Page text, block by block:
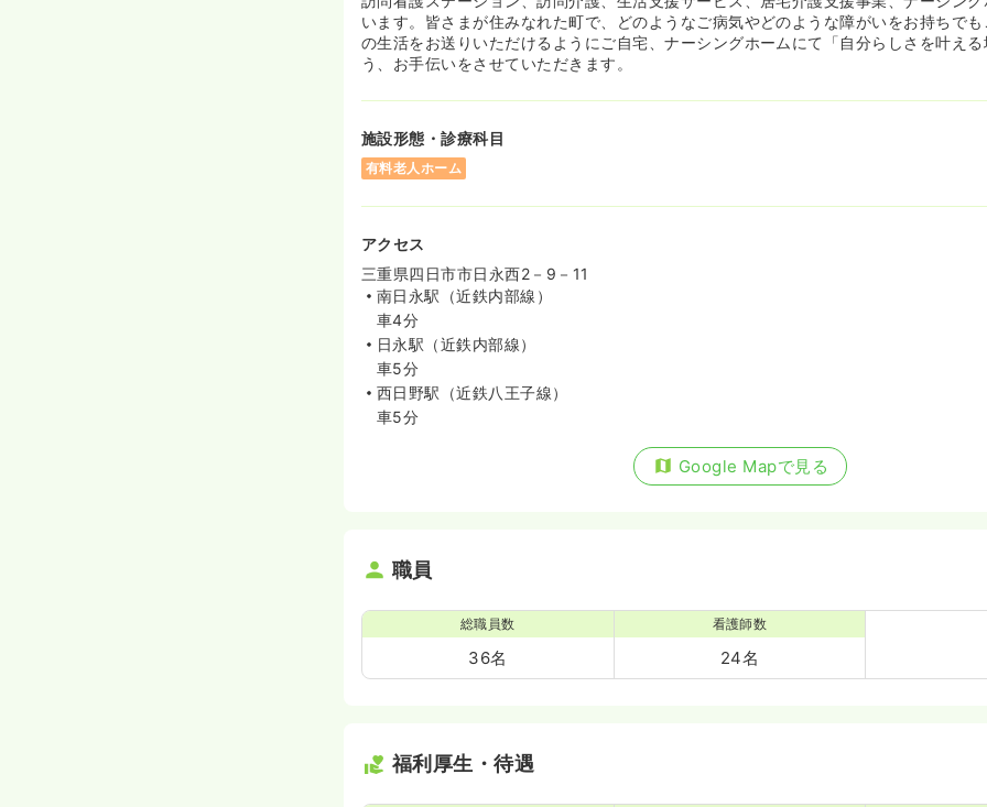
います。皆さまが住みなれた町で、どのようなご病気やどのような障がいをお持ちで
の生活をお送りいただけるようにご自宅、ナーシングホームにて「自分らしさを叶え
う、お手伝いをさせていただきます。
施設形態・診療科目
有料老人ホーム
アクセス
三重県四日市市日永西2－9－11
南日永駅（近鉄内部線）
車4分
日永駅（近鉄内部線）
車5分
西日野駅（近鉄八王子線）
車5分
Google Mapで見る
職員
総職員数
36名
看護師数
24名
福利厚生・待遇